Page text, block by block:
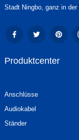
Stadt Ningbo, ganz in
Produktcenter
Anschlüsse
Audiokabel
Ständer